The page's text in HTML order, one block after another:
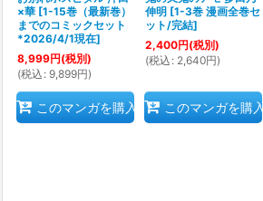
×華 [1-15巻（最新巻）
までのコミックセット
*2026/4/1現在]
8,999円(税別)
(税込 : 9,899円)
このマンガを購入
伸明 [1-3巻 漫画全巻セ
ット/完結]
2,400円(税別)
(税込 : 2,640円)
このマンガを購入